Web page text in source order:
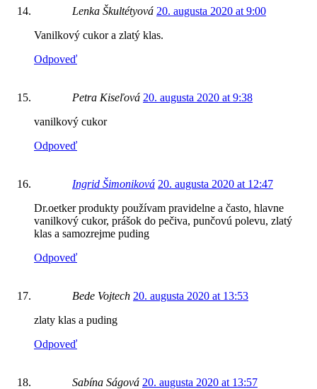
Lenka Škultétyová 20. augusta 2020 at 9:00
Vanilkový cukor a zlatý klas.
Odpoveď
Petra Kiseľová 20. augusta 2020 at 9:38
vanilkový cukor
Odpoveď
Ingrid Šimoniková 20. augusta 2020 at 12:47
Dr.oetker produkty používam pravidelne a často, hlavne
vanilkový cukor, prášok do pečiva, punčovú polevu, zlatý
klas a samozrejme puding
Odpoveď
Bede Vojtech 20. augusta 2020 at 13:53
zlaty klas a puding
Odpoveď
Sabína Ságová 20. augusta 2020 at 13:57